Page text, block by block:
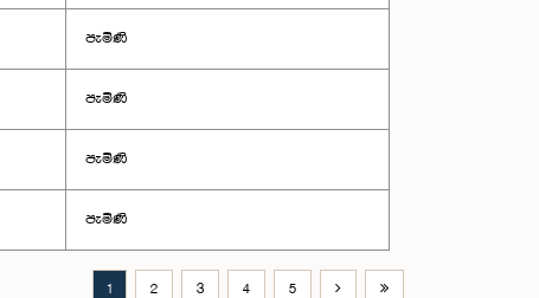
පැමිණි
පැමිණි
පැමිණි
පැමිණි
1 2 3 4 5